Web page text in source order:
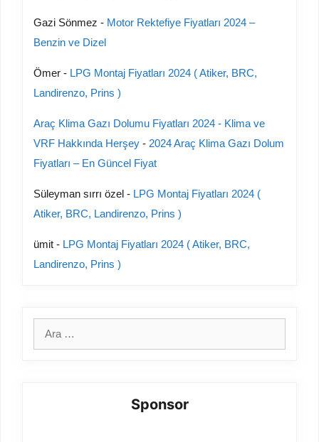
Gazi Sönmez - Motor Rektefiye Fiyatları 2024 –
Benzin ve Dizel
Ömer - LPG Montaj Fiyatları 2024 ( Atiker, BRC,
Landirenzo, Prins )
Araç Klima Gazı Dolumu Fiyatları 2024 - Klima ve
VRF Hakkında Herşey - 2024 Araç Klima Gazı Dolum
Fiyatları – En Güncel Fiyat
Süleyman sırrı özel - LPG Montaj Fiyatları 2024 (
Atiker, BRC, Landirenzo, Prins )
ümit - LPG Montaj Fiyatları 2024 ( Atiker, BRC,
Landirenzo, Prins )
için
ara
Sponsor